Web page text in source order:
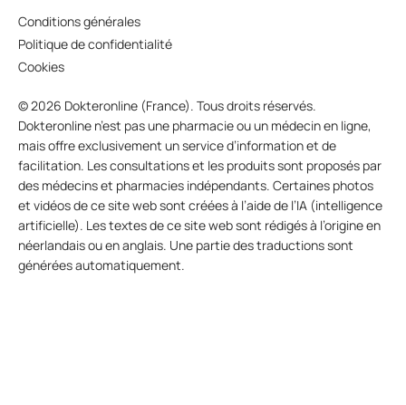
Conditions générales
Politique de confidentialité
Cookies
© 2026 Dokteronline (France). Tous droits réservés.
Dokteronline n’est pas une pharmacie ou un médecin en ligne,
mais offre exclusivement un service d’information et de
facilitation. Les consultations et les produits sont proposés par
des médecins et pharmacies indépendants. Certaines photos
et vidéos de ce site web sont créées à l’aide de l’IA (intelligence
artificielle). Les textes de ce site web sont rédigés à l’origine en
néerlandais ou en anglais. Une partie des traductions sont
générées automatiquement.